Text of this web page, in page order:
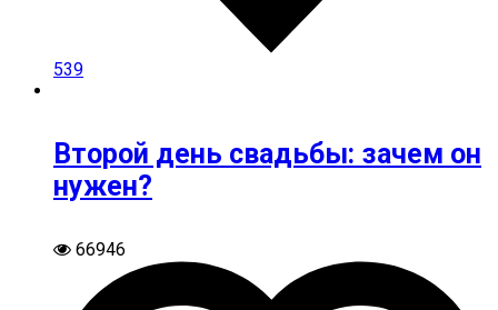
539
Второй день свадьбы: зачем он
нужен?
66946